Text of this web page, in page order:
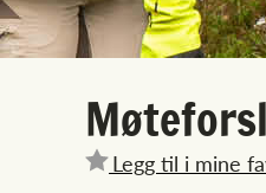
Legg til i mine